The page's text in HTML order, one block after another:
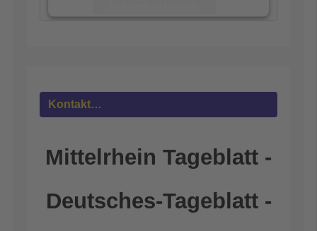
Kontakt…
Mittelrhein Tageblatt -
Deutsches-Tageblatt -